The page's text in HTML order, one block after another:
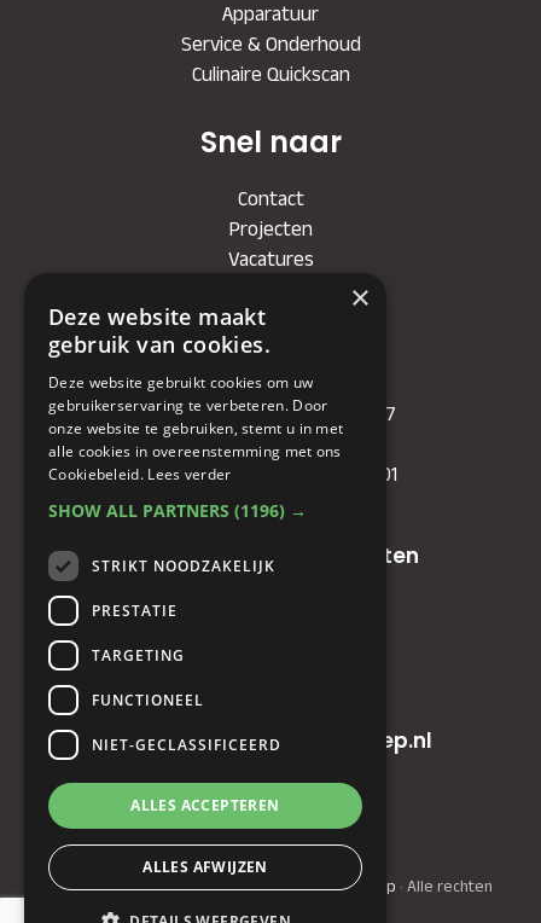
Apparatuur
Service & Onderhoud
Culinaire Quickscan
Snel naar
Contact
Projecten
Vacatures
Bedrijf
KVK: 71479090
IBAN : NL81RABO0349089957
BIC :
RABONL2U
BTW (VAT) :
NL. 858732191.B01
Oude baan 49, 5125 NG Hulten
+31(0)161 23 48 68
info@horecainnovatiegroep.nl
Privacyverklaring|AV
© Copyright 2022 - 2026Horeca Innovatie Groep · Alle rechten
×
Deze website maakt
gebruik van cookies.
Deze website gebruikt cookies om uw
gebruikerservaring te verbeteren. Door
onze website te gebruiken, stemt u in met
alle cookies in overeenstemming met ons
Cookiebeleid. Lees verder
SHOW ALL PARTNERS (1196) →
STRIKT NOODZAKELIJK
PRESTATIE
TARGETING
FUNCTIONEEL
NIET-GECLASSIFICEERD
ALLES ACCEPTEREN
ALLES AFWIJZEN